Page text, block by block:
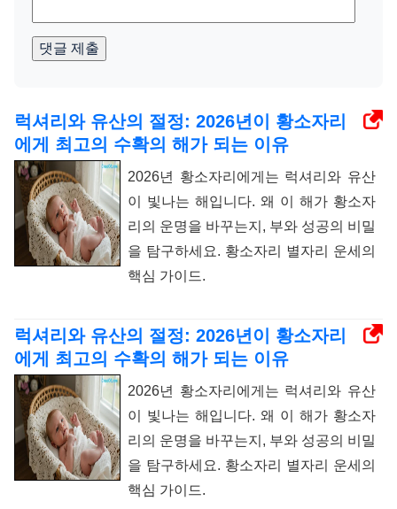
댓글 제출
럭셔리와 유산의 절정: 2026년이 황소자리
에게 최고의 수확의 해가 되는 이유
2026년 황소자리에게는 럭셔리와 유산
이 빛나는 해입니다. 왜 이 해가 황소자
리의 운명을 바꾸는지, 부와 성공의 비밀
을 탐구하세요. 황소자리 별자리 운세의
핵심 가이드.
럭셔리와 유산의 절정: 2026년이 황소자리
에게 최고의 수확의 해가 되는 이유
2026년 황소자리에게는 럭셔리와 유산
이 빛나는 해입니다. 왜 이 해가 황소자
리의 운명을 바꾸는지, 부와 성공의 비밀
을 탐구하세요. 황소자리 별자리 운세의
핵심 가이드.